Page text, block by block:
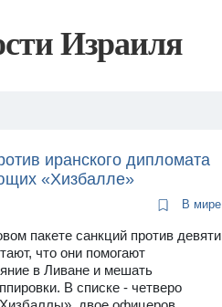
Израиля
иранского дипломата
«Хизбалле»
В мире
пакете санкций против девяти
что они помогают
в Ливане и мешать
В списке - четверо